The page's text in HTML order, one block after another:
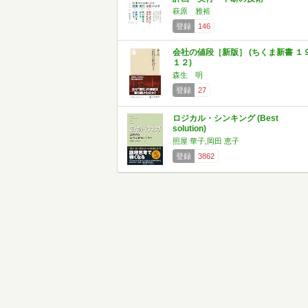
萩原 雅裕
登録
146
会社の値段［新版］ (ちくま新書 １
１２)
森生 明
登録
27
ロジカル・シンキング (Best
solution)
照屋 華子,岡田 恵子
登録
3862